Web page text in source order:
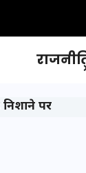
निशाने पर